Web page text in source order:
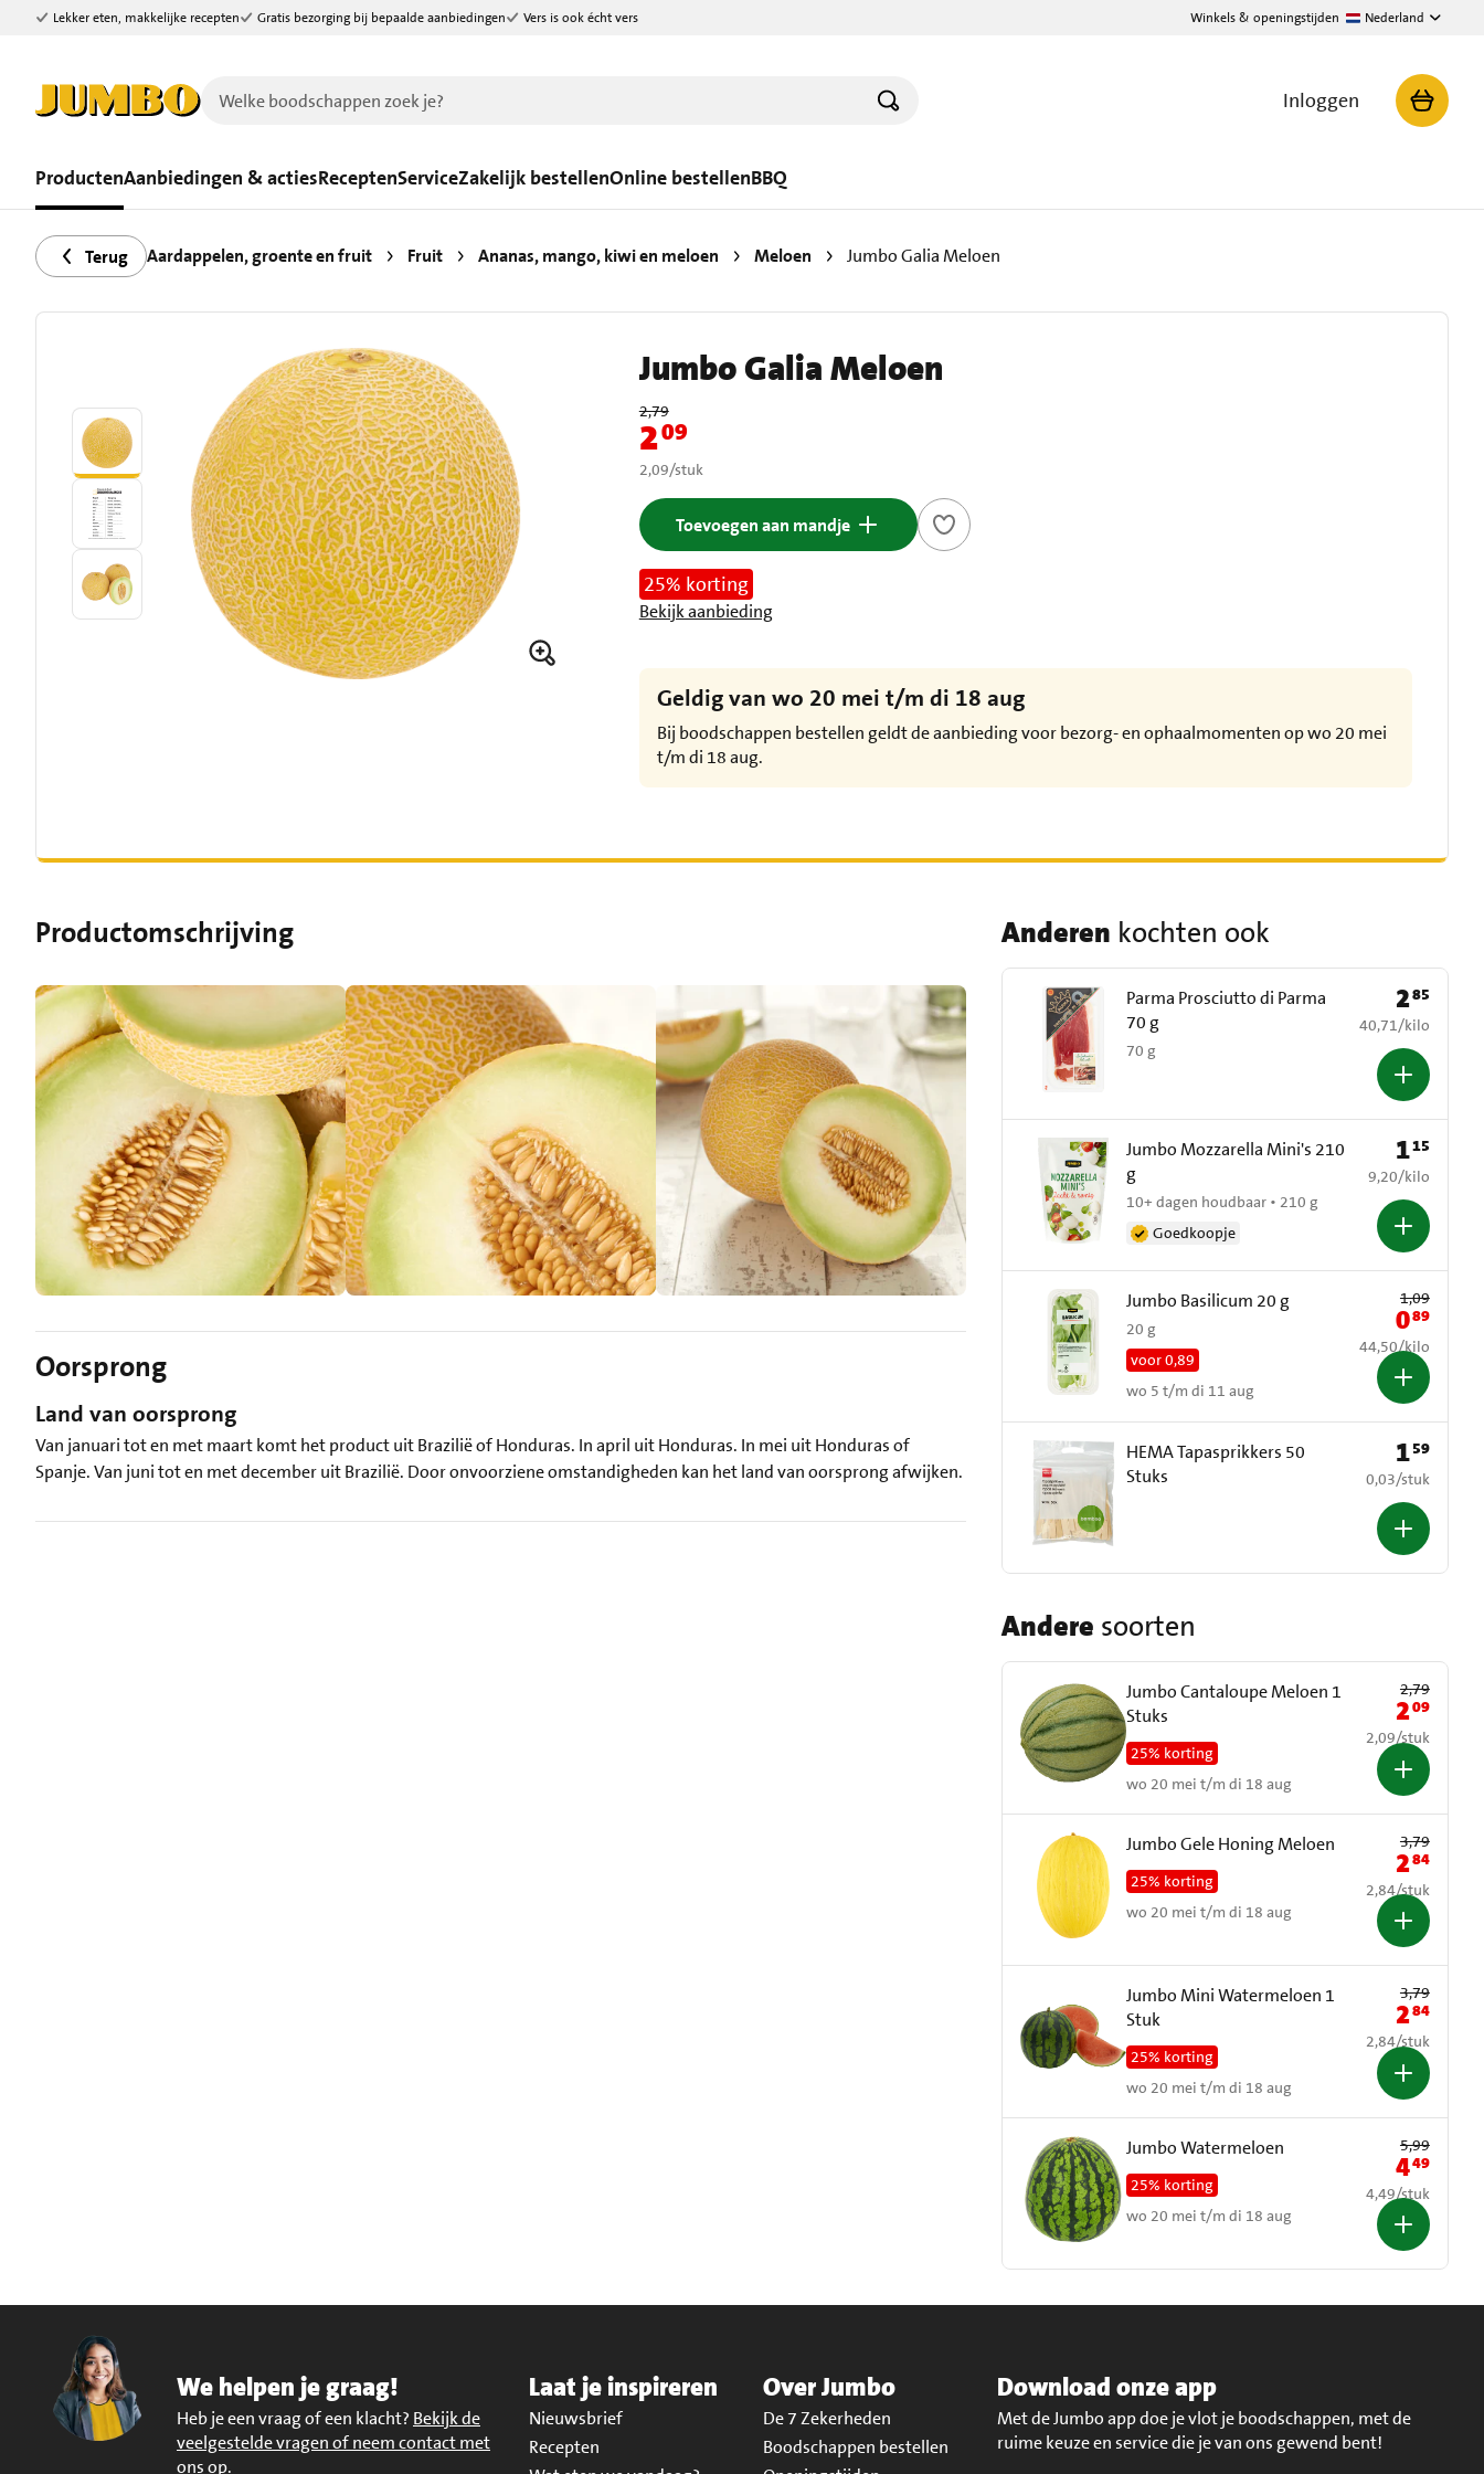
Ga naar zoeken
Ga naar hoofdinhoud
Lekker eten, makkelijke recepten Gratis bezorging bij bepaalde aanbiedingen Vers is ook écht vers Winkels & openingstijden Nederland
Inloggen
ProductenAanbiedingen & actiesReceptenServiceZakelijk bestellenOnline bestellenBBQ
Terug Aardappelen, groente en fruit Fruit Ananas, mango, kiwi en meloen Meloen Jumbo Galia Meloen
Jumbo Galia Meloen
Oude prijs: € 2,79
2,79
Nieuwe prijs: € 2,09
209
€ 2,09 per stuk
2,09/stuk
Toevoegen aan mandje
25% korting
Bekijk aanbieding
Geldig van wo 20 mei t/m di 18 aug
Bij boodschappen bestellen geldt de aanbieding voor bezorg- en ophaalmomenten op wo 20 mei
t/m di 18 aug.
Productomschrijving
Oorsprong
Land van oorsprong
Van januari tot en met maart komt het product uit Brazilië of Honduras. In april uit Honduras. In mei uit Honduras of
Spanje. Van juni tot en met december uit Brazilië. Door onvoorziene omstandigheden kan het land van oorsprong afwijken.
Anderen kochten ook
Parma Prosciutto di Parma
70 g
70 g
Prijs: € 2,85
285
€ 40,71 per kilo
40,71/kilo
Jumbo Mozzarella Mini's 210
g
10+ dagen houdbaar • 210 g
Goedkoopje
Prijs: € 1,15
115
€ 9,20 per kilo
9,20/kilo
Jumbo Basilicum 20 g
20 g
voor 0,89
wo 5 t/m di 11 aug
Oude prijs: € 1,09
1,09
Nieuwe
089
€ 44,50 per kilo
44,50/kilo
HEMA Tapasprikkers 50
Stuks
Prijs: € 1,59
159
€ 0,03 per stuk
0,03/stuk
Andere soorten
Jumbo Cantaloupe Meloen 1
Stuks
25% korting
wo 20 mei t/m di 18 aug
Oude prijs: € 2,79
2,79
Nieuwe
209
€ 2,09 per stuk
2,09/stuk
Jumbo Gele Honing Meloen
25% korting
wo 20 mei t/m di 18 aug
Oude prijs: € 3,79
3,79
Nieuwe
284
€ 2,84 per stuk
2,84/stuk
Jumbo Mini Watermeloen 1
Stuk
25% korting
wo 20 mei t/m di 18 aug
Oude prijs: € 3,79
3,79
Nieuwe
284
€ 2,84 per stuk
2,84/stuk
Jumbo Watermeloen
25% korting
wo 20 mei t/m di 18 aug
Oude prijs: € 5,99
5,99
Nieuwe
449
€ 4,49 per stuk
4,49/stuk
We helpen je graag!
Heb je een vraag of een klacht? Bekijk de
veelgestelde vragen of neem contact met
ons op.
Laat je inspireren
Nieuwsbrief
Recepten
Over Jumbo
De 7 Zekerheden
Boodschappen bestellen
Download onze app
Met de Jumbo app doe je vlot je boodschappen, met de
ruime keuze en service die je van ons gewend bent!